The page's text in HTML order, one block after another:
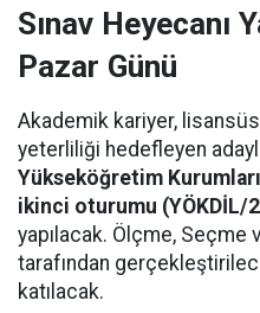
Sınav Heyecanı
Pazar Günü
Akademik kariyer,
yeterliliği hedefleyen
Yükseköğretim Kurumları
ikinci oturumu (YÖKDİL/
yapılacak. Ölçme,
tarafından
katılacak.